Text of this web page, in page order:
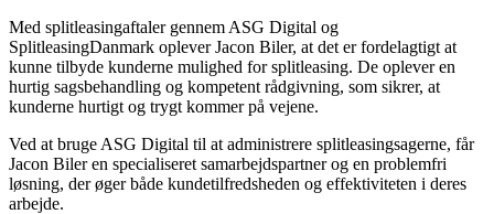
Med splitleasingaftaler gennem ASG Digital og
SplitleasingDanmark oplever Jacon Biler, at det er fordelagtigt at
kunne tilbyde kunderne mulighed for splitleasing. De oplever en
hurtig sagsbehandling og kompetent rådgivning, som sikrer, at
kunderne hurtigt og trygt kommer på vejene.
Ved at bruge ASG Digital til at administrere splitleasingsagerne, får
Jacon Biler en specialiseret samarbejdspartner og en problemfri
løsning, der øger både kundetilfredsheden og effektiviteten i deres
arbejde.